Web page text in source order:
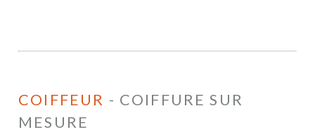
COIFFEUR - COIFFURE SUR
MESURE